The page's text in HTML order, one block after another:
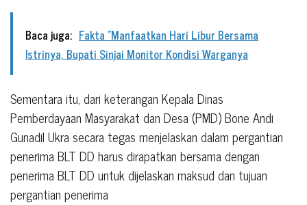
Baca juga: Fakta "Manfaatkan Hari Libur Bersama
Istrinya, Bupati Sinjai Monitor Kondisi Warganya
Sementara itu, dari keterangan Kepala Dinas
Pemberdayaan Masyarakat dan Desa (PMD) Bone Andi
Gunadil Ukra secara tegas menjelaskan dalam pergantian
penerima BLT DD harus dirapatkan bersama dengan
penerima BLT DD untuk dijelaskan maksud dan tujuan
pergantian penerima